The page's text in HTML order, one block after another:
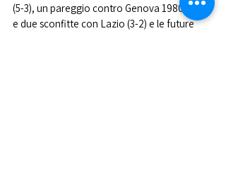
(5-3), un pareggio contro Genova 1980 (2-2)
e due sconfitte con Lazio (3-2) e le future